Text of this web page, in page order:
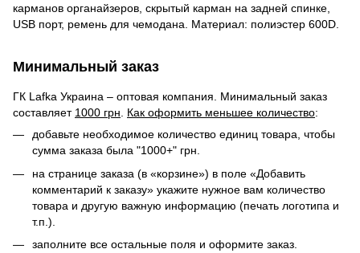
карманов органайзеров, скрытый карман на задней спинке,
USB порт, ремень для чемодана. Материал: полиэстер 600D.
Минимальный заказ
ГК Lafka Украина – оптовая компания. Минимальный заказ
составляет 1000 грн. Как оформить меньшее количество:
добавьте необходимое количество единиц товара, чтобы
сумма заказа была "1000+" грн.
на странице заказа (в «корзине») в поле «Добавить
комментарий к заказу» укажите нужное вам количество
товара и другую важную информацию (печать логотипа и
т.п.).
заполните все остальные поля и оформите заказ.